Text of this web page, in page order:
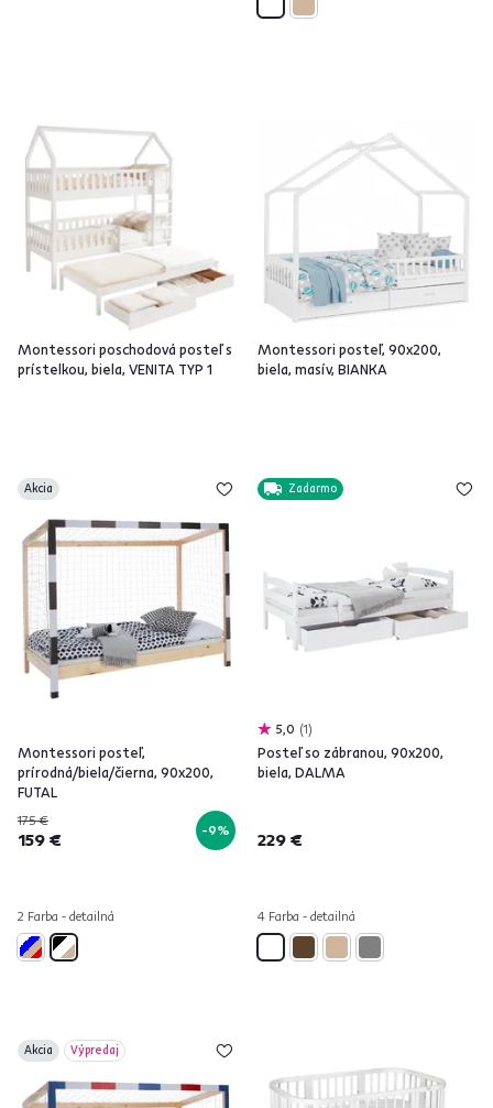
Montessori poschodová posteľ s
prístelkou, biela, VENITA TYP 1
Montessori posteľ, 90x200,
biela, masív, BIANKA
Akcia
Montessori posteľ,
prírodná/biela/čierna, 90x200,
FUTAL
175 €
159 € -9%
2 Farba - detailná
Zadarmo
5,0 1
Posteľ so zábranou, 90x200,
biela, DALMA
229 €
4 Farba - detailná
Akcia Výpredaj